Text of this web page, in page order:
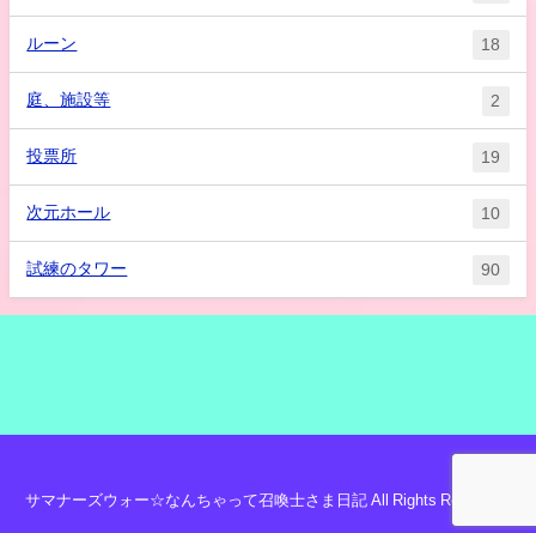
ルーン 18
庭、施設等 2
投票所 19
次元ホール 10
試練のタワー 90
サマナーズウォー☆なんちゃって召喚士さま日記 All Rights Reserved.